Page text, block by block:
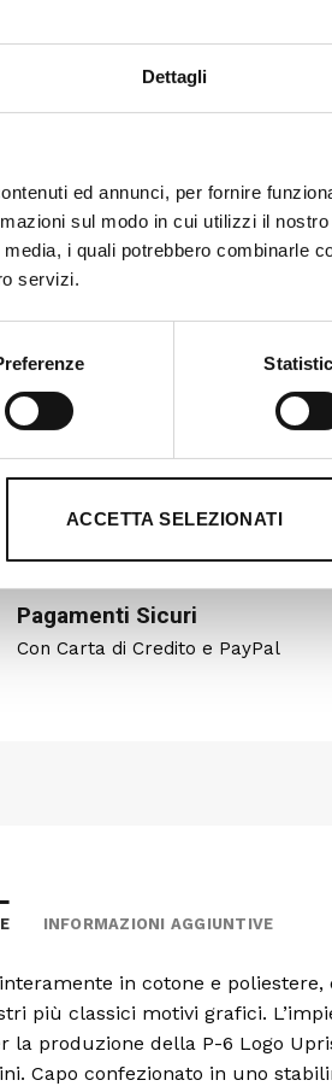
Dettagli
ed annunci, per fornire
sul modo in cui utilizzi il
i quali potrebbero combinarle
servizi.
ACCETTA SELEZIONATI
Pagamenti Sicuri
Con Carta di Credito e PayPal
INFORMAZIONI AGGIUNTIVE
in cotone e
più classici motivi grafici.
la produzione della P-6 Logo
Capo confezionato in uno